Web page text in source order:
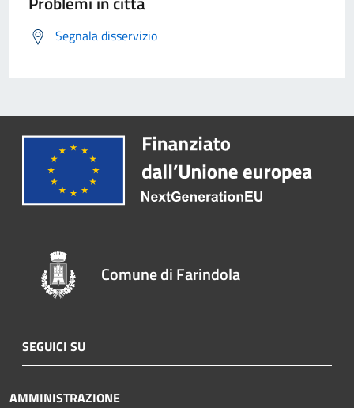
Segnala disservizio
Comune di Farindola
SEGUICI SU
AMMINISTRAZIONE